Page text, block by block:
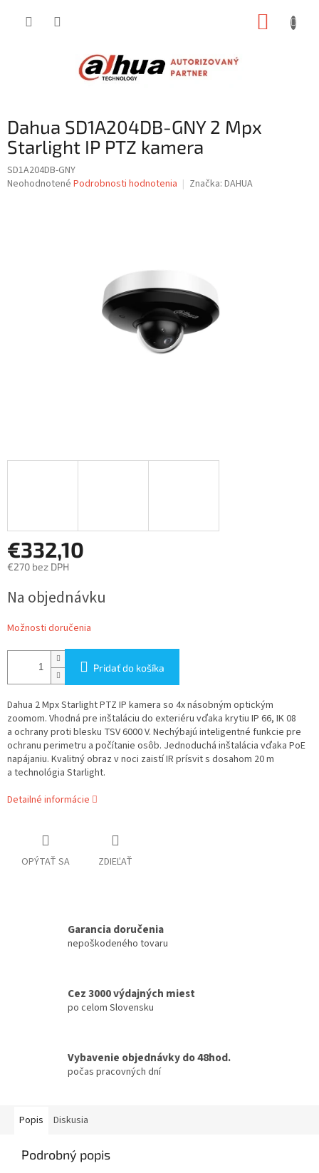
Dahua SD1A204DB-GNY 2 Mpx
Starlight IP PTZ kamera
SD1A204DB-GNY
Priemerné
Neohodnotené Podrobnosti hodnotenia Značka: DAHUA
€332,10
€270 bez DPH
cena:
Na objednávku
Možnosti doručenia
Pridať do košíka
Dahua 2 Mpx Starlight PTZ IP kamera so 4x násobným optickým
zoomom. Vhodná pre inštaláciu do exteriéru vďaka krytiu IP 66, IK 08
a ochrany proti blesku TSV 6000 V. Nechýbajú inteligentné funkcie pre
ochranu perimetru a počítanie osôb. Jednoduchá inštalácia vďaka PoE
napájaniu. Kvalitný obraz v noci zaistí IR prísvit s dosahom 20 m
a technológia Starlight.
Detailné informácie
OPÝTAŤ SA ZDIEĽAŤ
Garancia doručenia
nepoškodeného tovaru
Cez 3000 výdajných miest
po celom Slovensku
Vybavenie objednávky do 48hod.
počas pracovných dní
Popis Diskusia
Podrobný popis